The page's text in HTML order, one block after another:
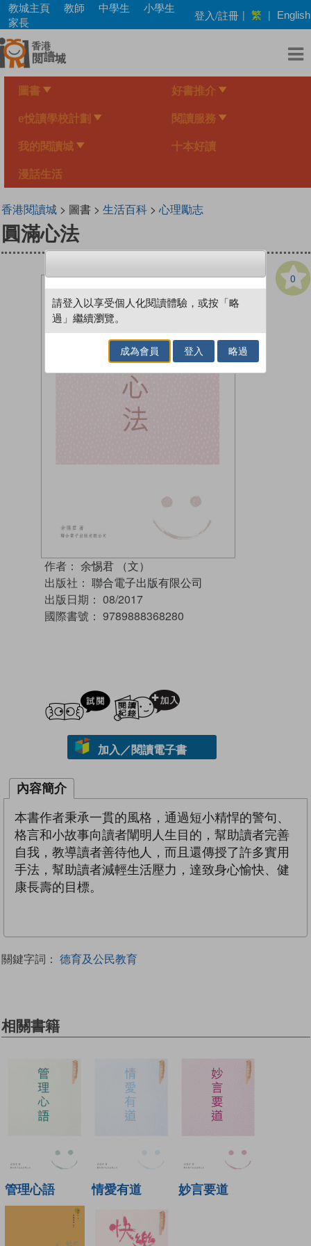
Skip
main
content
教城主頁 教師 中學生
小學生
家長
登入/註冊 | 繁 | English
圖書 好書推介
e悅讀學校計劃 閱讀服務
我的閱讀城 十本好讀
漫話生活
香港閱讀城> 圖書 > 生活百科> 心理勵志
圓滿心法
0
作者： 余惕君 （文）
出版社： 聯合電子出版有限公司
出版日期： 08/2017
國際書號： 9789888368280
試閲
加入／閱讀電子書
內容簡介
本書作者秉承一貫的風格，通過短小精悍的警句、
格言和小故事向讀者闡明人生目的，幫助讀者完善
自我，教導讀者善待他人，而且還傳授了許多實用
手法，幫助讀者減輕生活壓力，達致身心愉快、健
康長壽的目標。
關鍵字詞： 德育及公民教育
相關書籍
管理心語 情愛有道 妙言要道
請登入以享受個人化閱讀體驗，或按「略
過」繼續瀏覽。
成為會員 登入 略過